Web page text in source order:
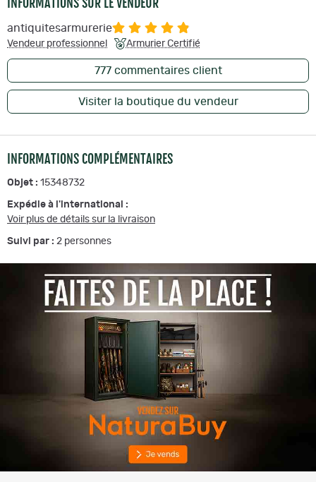
antiquitesarmurerie
Vendeur professionnel Armurier Certifié
777commentaires client
Visiter la boutique du vendeur
INFORMATIONS COMPLÉMENTAIRES
Objet : 15348732
Expédie à l'international :
Voir plus de détails sur la livraison
Suivi par : 2 personnes